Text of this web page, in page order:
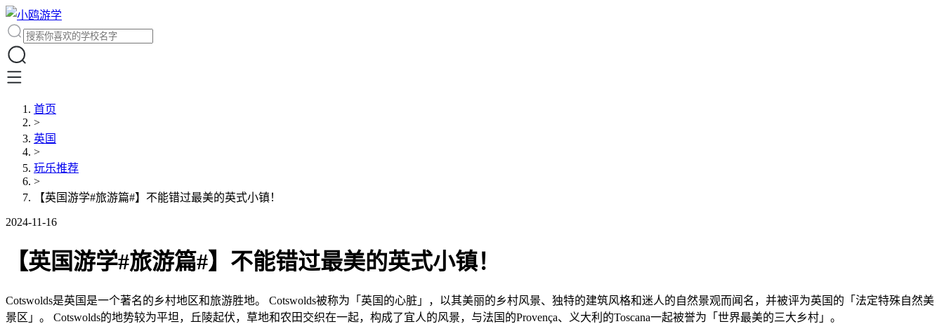
首页
>
英国
>
玩乐推荐
>
【英国游学#旅游篇#】不能错过最美的英式小镇！
2024-11-16
【英国游学#旅游篇#】不能错过最美的英式小镇！
Cotswolds是英国是一个著名的乡村地区和旅游胜地。 Cotswolds被称为「英国的心脏」，以其美丽的乡村风景、独特的建筑风格和迷人的自然景观而闻名，并被评为英国的「法定特殊自然美
景区」。 Cotswolds的地势较为平坦，丘陵起伏，草地和农田交织在一起，构成了宜人的风景，与法国的Provença、义大利的Toscana一起被誉为「世界最美的三大乡村」。